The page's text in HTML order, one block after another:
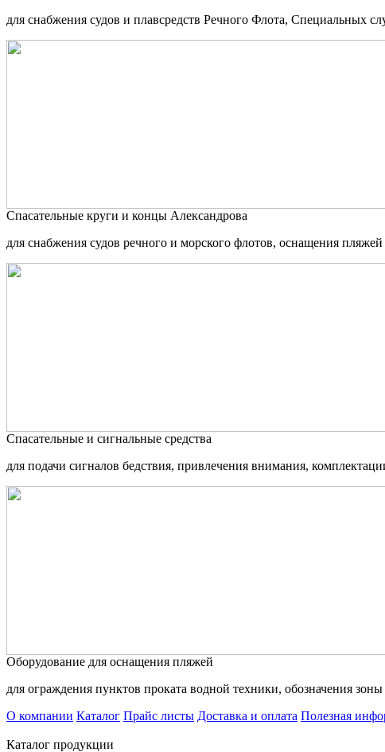
для снабжения судов и плавсредств Речного Флота, Специальных
Спасательные круги и концы Александрова
для снабжения судов речного и морского флотов, оснащения
Спасательные и сигнальные средства
для подачи сигналов бедствия, привлечения внимания,
Оборудование для оснащения пляжей
для ограждения пунктов проката водной техники, обозначения
О компании Каталог Прайс листы Доставка и оплата Полезная
Каталог продукции